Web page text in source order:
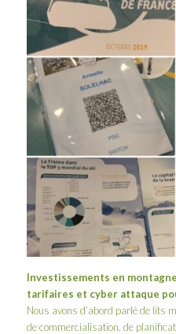
Investissements en
tarifaires et cyber attaque
Nous avons d’abord parlé de lits
de commercialisation, de